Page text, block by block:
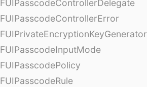
FUIPasscodeControllerDelegate
FUIPasscodeControllerError
FUIPrivateEncryptionKeyGenerator
FUIPasscodeInputMode
FUIPasscodePolicy
FUIPasscodeRule